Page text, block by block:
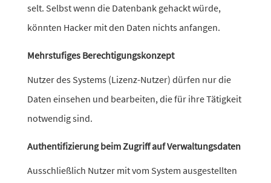
selt. Selbst wenn die Datenbank gehackt würde,
könnten Hacker mit den Daten nichts anfangen.
Mehrstufiges Berechtigungskonzept
Nutzer des Systems (Lizenz-Nutzer) dürfen nur die
Daten einsehen und bear­beiten, die für ihre Tätigkeit
notwendig sind.
Authentifizierung beim Zugriff auf Verwaltungsdaten
Ausschließlich Nutzer mit vom System ausge­stellten